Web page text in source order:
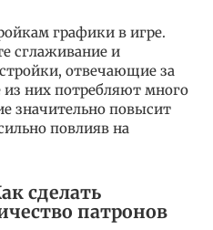
графики в игре.
сглаживание и
отвечающие за
них потребляют много
значительно повысит
повлияв на
сделать
патронов